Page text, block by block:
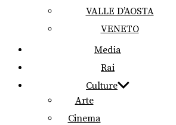
VALLE D’AOSTA
VENETO
Media
Rai
Culture
Arte
Cinema